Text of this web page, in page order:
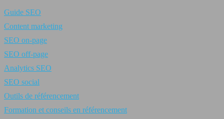
Guide SEO
Content marketing
SEO on-page
SEO off-page
Analytics SEO
SEO social
Outils de référencement
Formation et conseils en référencement